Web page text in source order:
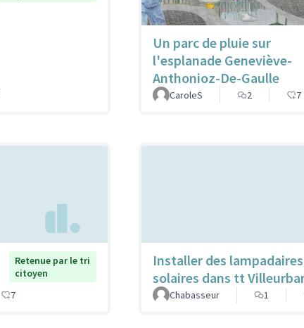
Un parc de pluie sur
l'esplanade Geneviève-
Anthonioz-De-Gaulle
CaroleS 2 7
Retenue par le tri
citoyen
7
Installer des lampadaires
solaires dans tt
Chabasseur
1